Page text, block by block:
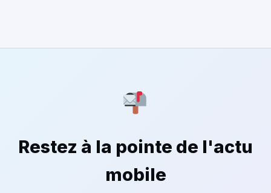
Restez à la pointe de l'actu
mobile